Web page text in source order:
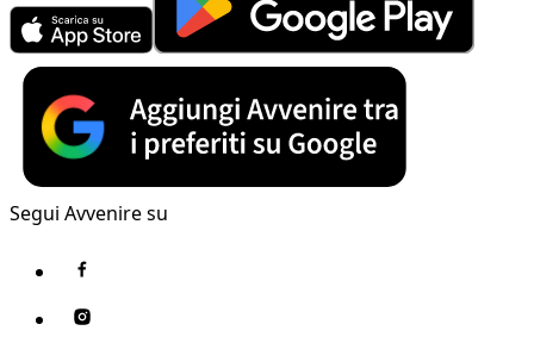
Segui Avvenire su